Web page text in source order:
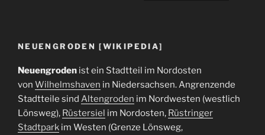
NEUENGRODEN [WIKIPEDIA]
Neuengroden ist ein Stadtteil im Nordosten
von Wilhelmshaven in Niedersachsen. Angrenzende
Stadtteile sind Altengroden im Nordwesten (westlich
Lönsweg), Rüstersiel im Nordosten, Rüstringer
Stadtpark im Westen (Grenze Lönsweg,